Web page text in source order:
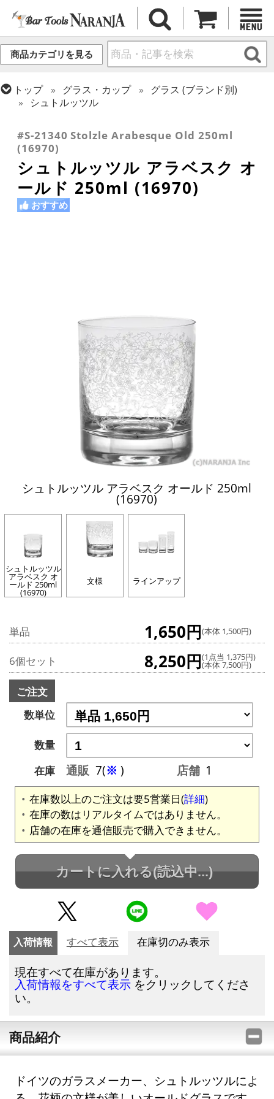
商品カテゴリを見る
トップ グラス・カップ
グラス (ブランド別)
シュトルッツル
ロックグラス
#S-21340 Stolzle Arabesque Old 250ml
(16970)
シュトルッツル アラベスク オ
ールド 250ml (16970)
おすすめ
シュトルッツル アラベスク オールド 250ml
(16970)
シュトルッツル
アラベスク オ
ールド 250ml
(16970)
文様 ラインアップ
単品 1,650円(本体 1,500円)
6個セット 8,250円(1点当 1,375円)
(本体 7,500円)
ご注文
数単位
数量
在庫
通販 7(※ ) 店舗 1
在庫数以上のご注文は要5営業日(詳細)
在庫の数はリアルタイムではありません。
店舗の在庫を通信販売で購入できません。
カートに入れる(読込中...)
入荷情報 すべて表示 在庫切のみ表示
現在すべて在庫があります。
入荷情報をすべて表示 をクリックしてくださ
い。
商品紹介
ドイツのガラスメーカー、シュトルッツルによ